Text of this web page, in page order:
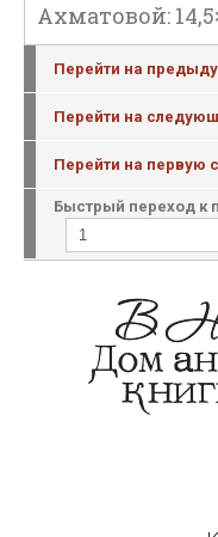
Ахматовой:
Перейти на
Перейти на
Перейти на первую
Быстрый переход к